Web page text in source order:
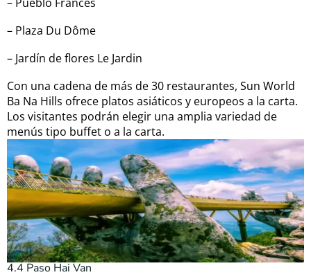
– Plaza Du Dôme
– Jardín de flores Le Jardin
Con una cadena de más de 30 restaurantes, Sun World
Ba Na Hills ofrece platos asiáticos y europeos a la carta.
Los visitantes podrán elegir una amplia variedad de
menús tipo buffet o a la carta.
4.4 Paso Hai Van